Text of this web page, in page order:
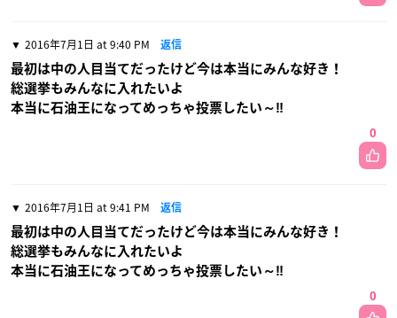
2016年7月1日 at 9:40 PM 返信
最初は中の人目当てだったけど今は本当にみんな好き！
総選挙もみんなに入れたいよ
本当に石油王になってめっちゃ投票したい～‼
0
2016年7月1日 at 9:41 PM 返信
最初は中の人目当てだったけど今は本当にみんな好き！
総選挙もみんなに入れたいよ
本当に石油王になってめっちゃ投票したい～‼
0